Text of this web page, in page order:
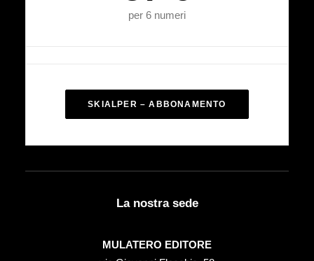
per 6 numeri
SKIALPER – ABBONAMENTO
La nostra sede
MULATERO EDITORE